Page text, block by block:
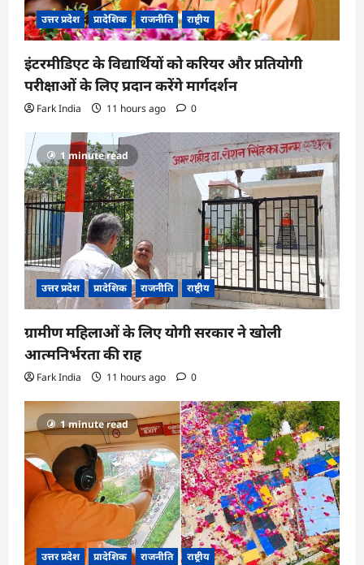
उत्तर प्रदेश प्रादेशिक राजनीति राष्ट्रीय
इंटरमीडिएट के विद्यार्थियों को करियर और प्रतियोगी
परीक्षाओं के लिए प्रदान करेंगे मार्गदर्शन
Fark India 11 hours ago 0
1 minute read
उत्तर प्रदेश प्रादेशिक राजनीति राष्ट्रीय
ग्रामीण महिलाओं के लिए योगी सरकार ने खोली
आत्मनिर्भरता की राह
Fark India 11 hours ago 0
1 minute read
उत्तर प्रदेश प्रादेशिक राजनीति राष्ट्रीय